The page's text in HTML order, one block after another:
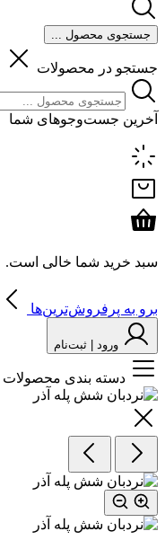
جستجوی محصول ...
جستجو در محصولات
آخرین جست‌وجوهای شما
سبد خرید شما خالی است.
برو به پرفروش‌ترین‌ها
ورود | ثبت‌نام
دسته بندی محصولات